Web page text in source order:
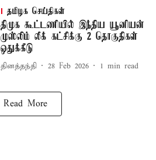
தமிழக செய்திகள்
திமுக கூட்டணியில் இந்திய யூனியன்
முஸ்லிம் லீக் கட்சிக்கு 2 தொகுதிகள்
ஒதுக்கீடு
தினத்தந்தி 28 Feb 2026 1 min read
Read More